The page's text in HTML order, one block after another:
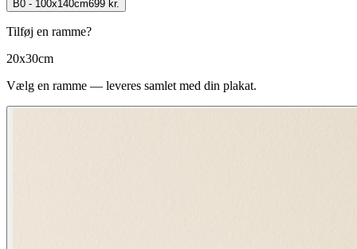
B0 - 100x140cm699 kr.
Tilføj en ramme?
20x30cm
Vælg en ramme — leveres samlet med din plakat.